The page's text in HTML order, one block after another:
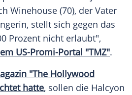
Winehouse (70), der Vater
stellt sich gegen das
Prozent nicht erlaubt",
US-Promi-Portal "TMZ".
"The Hollywood
hatte, sollen die Halcyon